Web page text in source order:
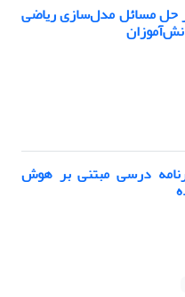
حل مسائل مدل‌سازی ریاضی
درسی مبتنی بر هوش